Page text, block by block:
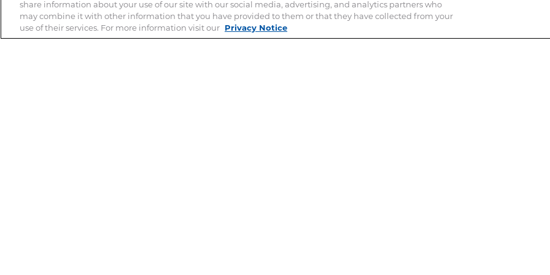
share information about your use of our site with our social media, advertising, and analytics partners who
may combine it with other information that you have provided to them or that they have collected from your
use of their services. For more information visit our Privacy Notice